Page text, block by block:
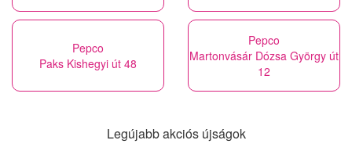
Pepco
Paks Kishegyi út 48
Pepco
Martonvásár Dózsa György út
12
Legújabb akciós újságok